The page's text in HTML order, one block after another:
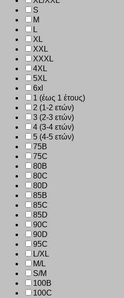
S
M
L
XL
XXL
XXXL
4XL
5XL
6xl
1 (έως 1 έτους)
2 (1-2 ετών)
3 (2-3 ετών)
4 (3-4 ετών)
5 (4-5 ετών)
75B
75C
80B
80C
80D
85B
85C
85D
90C
90D
95C
L/XL
M/L
S/M
100B
100C